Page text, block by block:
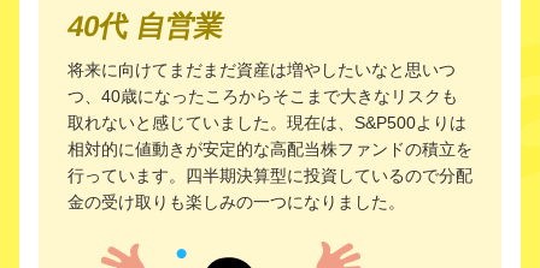
40代 自営業
将来に向けてまだまだ資産は増やしたいなと思いつ
つ、40歳になったころからそこまで大きなリスクも
取れないと感じていました。現在は、S&P500よりは
相対的に値動きが安定的な高配当株ファンドの積立を
行っています。四半期決算型に投資しているので分配
金の受け取りも楽しみの一つになりました。